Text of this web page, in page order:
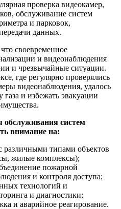
проверка видеокамер,
обслуживание систем
и парковок,
данных.
своевременное
и видеонаблюдения
и чрезвычайные ситуации.
где регулярно проверялись
видеонаблюдения, удалось
и избежать эвакуации
систем
внимание на:
различными типами объектов
жилые комплексы);
пожарной
и контроля доступа;
технологий и
и диагностики;
и аварийное реагирование.